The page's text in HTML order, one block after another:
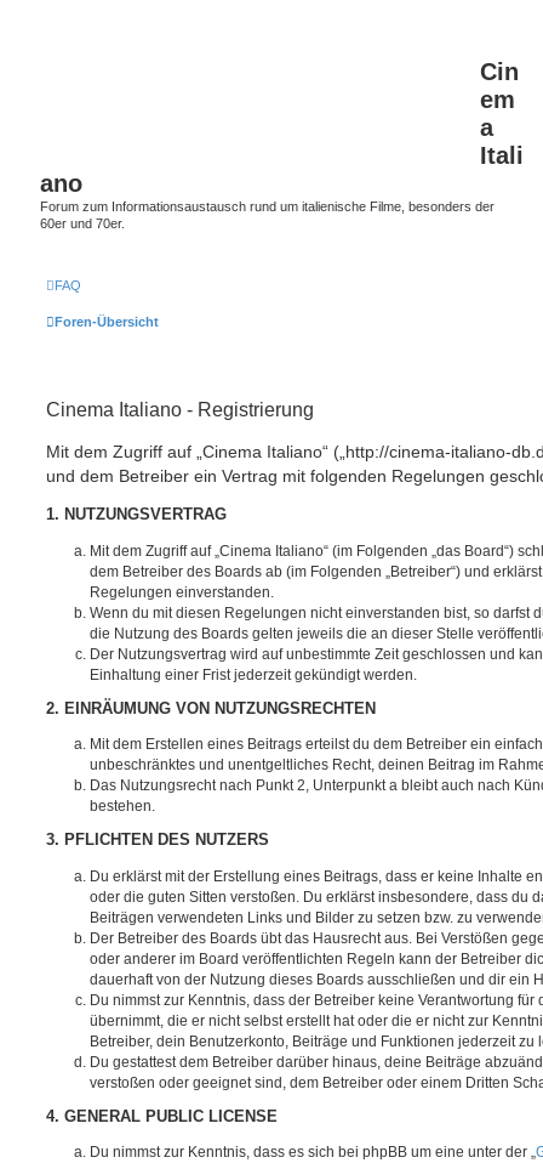
Cin
em
a
Itali
ano
Forum zum Informationsaustausch rund um italienische Filme, besonders der
60er und 70er.
FAQ
Foren-Übersicht
Cinema Italiano - Registrierung
Mit dem Zugriff auf „Cinema Italiano“ („http://cinema-italiano-
und dem Betreiber ein Vertrag mit folgenden Regelungen
1. NUTZUNGSVERTRAG
Mit dem Zugriff auf „Cinema Italiano“ (im Folgenden „das Board“)
dem Betreiber des Boards ab (im Folgenden „Betreiber“) und
Regelungen einverstanden.
Wenn du mit diesen Regelungen nicht einverstanden bist, so darfst
die Nutzung des Boards gelten jeweils die an dieser Stelle
Der Nutzungsvertrag wird auf unbestimmte Zeit geschlossen und
Einhaltung einer Frist jederzeit gekündigt werden.
2. EINRÄUMUNG VON NUTZUNGSRECHTEN
Mit dem Erstellen eines Beitrags erteilst du dem Betreiber ein
unbeschränktes und unentgeltliches Recht, deinen Beitrag im
Das Nutzungsrecht nach Punkt 2, Unterpunkt a bleibt auch nach
bestehen.
3. PFLICHTEN DES NUTZERS
Du erklärst mit der Erstellung eines Beitrags, dass er keine Inhalte
oder die guten Sitten verstoßen. Du erklärst insbesondere, dass du
Beiträgen verwendeten Links und Bilder zu setzen bzw. zu
Der Betreiber des Boards übt das Hausrecht aus. Bei Verstößen
oder anderer im Board veröffentlichten Regeln kann der Betreiber
dauerhaft von der Nutzung dieses Boards ausschließen und dir ein
Du nimmst zur Kenntnis, dass der Betreiber keine Verantwortung für
übernimmt, die er nicht selbst erstellt hat oder die er nicht zur
Betreiber, dein Benutzerkonto, Beiträge und Funktionen jederzeit zu
Du gestattest dem Betreiber darüber hinaus, deine Beiträge
verstoßen oder geeignet sind, dem Betreiber oder einem Dritten
4. GENERAL PUBLIC LICENSE
Du nimmst zur Kenntnis, dass es sich bei phpBB um eine unter der „